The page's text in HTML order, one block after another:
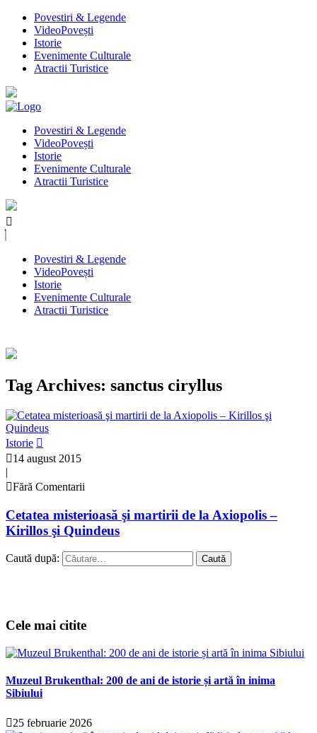
Povestiri & Legende
VideoPovești
Istorie
Evenimente Culturale
Atractii Turistice
Povestiri & Legende
VideoPovești
Istorie
Evenimente Culturale
Atractii Turistice
Povestiri & Legende
VideoPovești
Istorie
Evenimente Culturale
Atractii Turistice
Tag Archives: sanctus ciryllus
Istorie
14 august 2015
|
Fără Comentarii
Cetatea misterioasă şi martirii de la Axiopolis –
Kirillos şi Quindeus
Caută după:
Cele mai citite
Muzeul Brukenthal: 200 de ani de istorie și artă în inima
Sibiului
25 februarie 2026